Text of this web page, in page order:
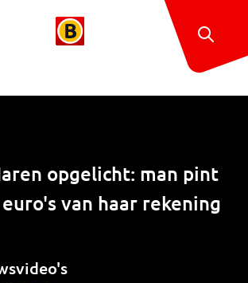
opgelicht: man pint
van haar rekening